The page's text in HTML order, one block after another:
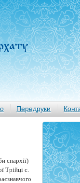
Передруки
єпархії)
Трійці с.